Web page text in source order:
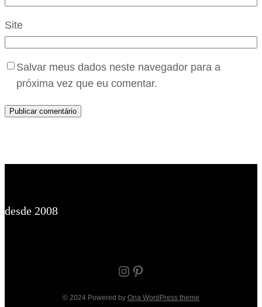
Site
Salvar meus dados neste navegador para a
próxima vez que eu comentar.
desde 2008
Instagram Pinterest
© 2024 Powered by Ona WordPress theme